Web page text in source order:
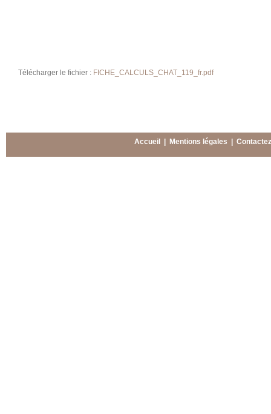
Télécharger le fichier : FICHE_CALCULS_CHAT_119_fr.pdf
Accueil Mentions légales